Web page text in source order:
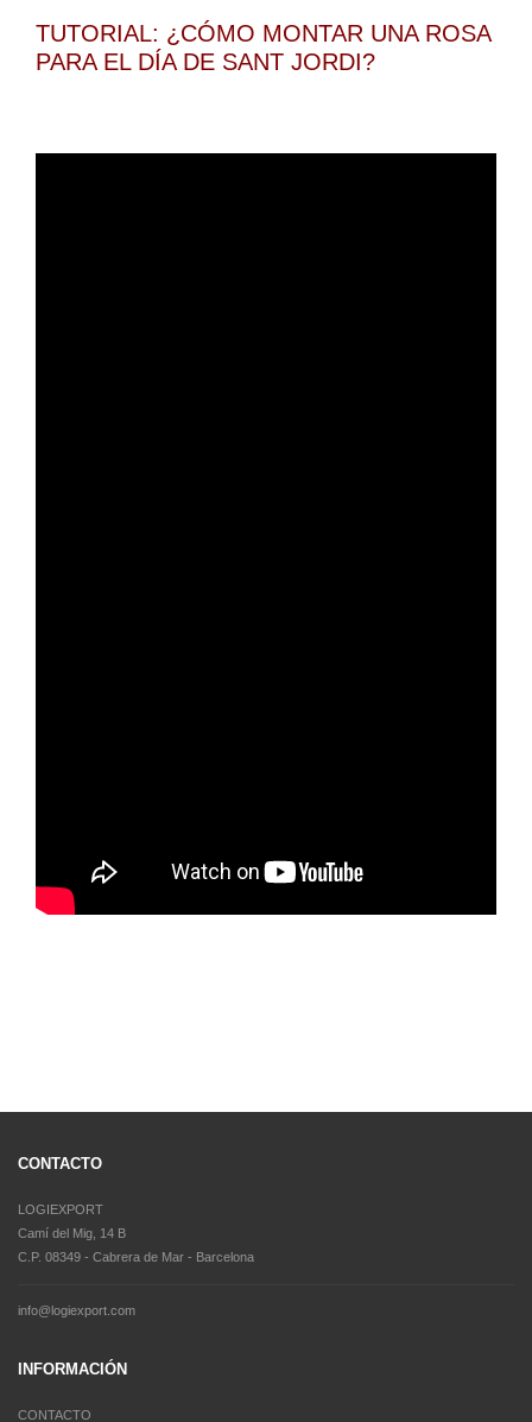
TUTORIAL: ¿CÓMO MONTAR UNA ROSA
PARA EL DÍA DE SANT JORDI?
CONTACTO
LOGIEXPORT
Camí del Mig, 14 B
C.P. 08349 - Cabrera de Mar - Barcelona
info@logiexport.com
INFORMACIÓN
CONTACTO